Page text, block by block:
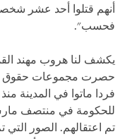
أنهم قتلوا أحد عشر
فحسب".
يكشف لنا هروب مهند
فردا ماتوا في المدينة
للحكومة في منتصف
تم اعتقالهم. الصور